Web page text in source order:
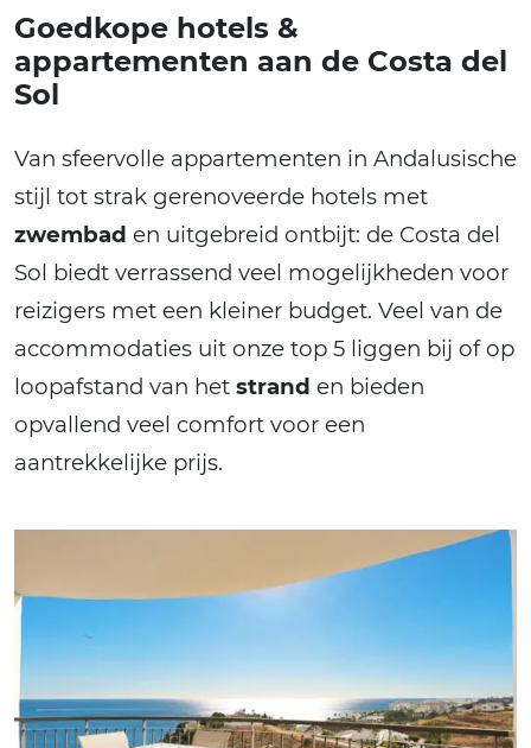
Goedkope hotels &
appartementen aan de Costa del
Sol
Van sfeervolle appartementen in Andalusische
stijl tot strak gerenoveerde hotels met
zwembad en uitgebreid ontbijt: de Costa del
Sol biedt verrassend veel mogelijkheden voor
reizigers met een kleiner budget. Veel van de
accommodaties uit onze top 5 liggen bij of op
loopafstand van het strand en bieden
opvallend veel comfort voor een
aantrekkelijke prijs.